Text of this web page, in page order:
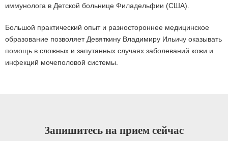
иммунолога в Детской больнице Филадельфии (США).
Большой практический опыт и разностороннее медицинское
образование позволяет Девяткину Владимиру Ильичу оказывать
помощь в сложных и запутанных случаях заболеваний кожи и
инфекций мочеполовой системы.
Запишитесь на прием сейчас